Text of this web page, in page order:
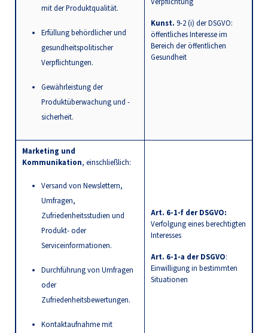
mit der Produktqualität.
Erfüllung behördlicher und
gesundheitspolitischer
Verpflichtungen.
Gewährleistung der
Produktüberwachung und -
sicherheit.
Kunst. 9-2 (i) der DSGVO:
öffentliches Interesse im
Bereich der öffentlichen
Gesundheit
Marketing und
Kommunikation, einschließlich:
Versand von Newslettern,
Umfragen,
Zufriedenheitsstudien und
Produkt- oder
Serviceinformationen.
Durchführung von Umfragen
oder
Zufriedenheitsbewertungen.
Kontaktaufnahme mit
Art. 6-1-f der DSGVO:
Verfolgung eines berechtigten
Interesses
Art. 6-1-a der DSGVO:
Einwilligung in bestimmten
Situationen